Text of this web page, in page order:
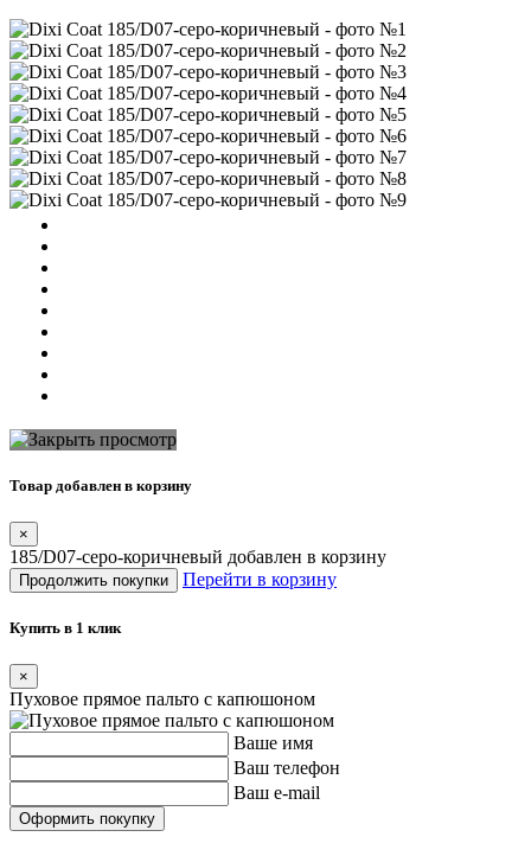
Товар добавлен в корзину
×
185/D07-серо-коричневый добавлен в корзину
Продолжить покупки Перейти в корзину
Купить в 1 клик
×
Пуховое прямое пальто с капюшоном
Ваше имя
Ваш телефон
Ваш e-mail